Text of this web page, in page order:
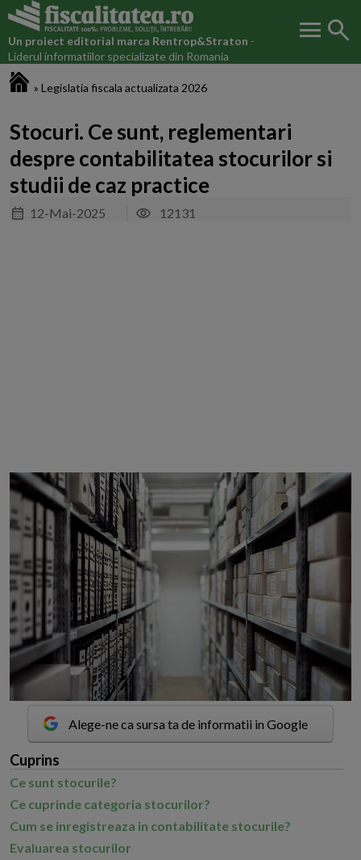
Un proiect editorial marca Rentrop&Straton -
Liderul informatiilor specializate din Romania
menu search
» Legislatia fiscala actualizata 2026
Stocuri. Ce sunt, reglementari
despre contabilitatea stocurilor si
studii de caz practice
12-Mai-2025 12131
Alege-ne ca sursa ta de informatii in Google
Cuprins
Ce sunt stocurile?
Ce cuprinde categoria stocurilor?
Cum se inregistreaza in contabilitate stocurile?
Evaluarea stocurilor